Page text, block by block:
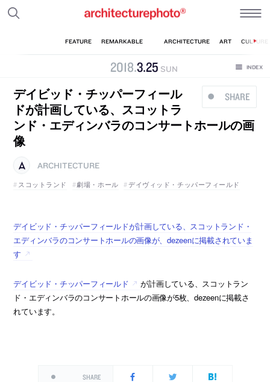
2018.3.25 SUN
SHARE
デイビッド・チッパーフィール
ドが計画している、スコットラ
ンド・エディンバラのコンサートホールの画
像
ARCHITECTURE
スコットランド
劇場・ホール デイヴィッド・チッパーフィールド
デイビッド・チッパーフィールドが計画している、スコットランド・
エディンバラのコンサートホールの画像が、dezeenに掲載されていま
す
デイビッド・チッパーフィールド
が計画している、スコットラン
ド・エディンバラのコンサートホールの画像が5枚、dezeenに掲載さ
れています。
SHARE